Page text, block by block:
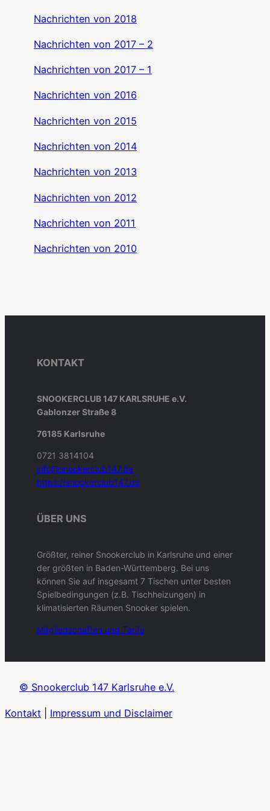
Nachrichten von 2018
Nachrichten von 2017 – 2
Nachrichten von 2017 – 1
Nachrichten von 2016
Nachrichten von 2015
Nachrichten von 2014
Nachrichten von 2013
Nachrichten von 2012
Nachrichten von 2011
Nachrichten von 2010
KONTAKT
SNOOKERCLUB 147 KARLSRUHE e.V.
Gablonzer Straße 8
76185 Karlsruhe
0721 3814104
info@snookerclub147.de
https://snookerclub147.de
ÜBER UNS
Größter, reiner Snookerclub in Karlsruhe und einer
der größten in Baden-Württemberg. Bei uns
können Sie auf insgesamt 7 Tischen unter besten
Spielbedingungen (z.B. Tischheizungen) in
klimatisierten Räumen Snooker spielen.
Mitgliedschaften und Tarife
© Snookerclub 147 Karlsruhe e.V.
Kontakt Impressum und Disclaimer